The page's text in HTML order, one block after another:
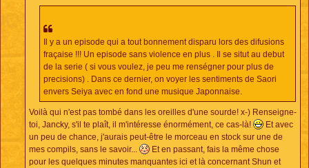
Il y a un episode qui a tout bonnement disparu lors des difusions
fraçaise !!! Un episode sans violence en plus . Il se situt au debut
de la serie ( si vous voulez, je peu me renségner pour plus de
precisions) . Dans ce dernier, on voyer les sentiments de Saori
envers Seiya avec en fond une musique Japonnaise.
Voilà qui n'est pas tombé dans les oreilles d'une sourde! x-) Renseigne-
toi, Jancky, s'il te plaît, il m'intéresse énormément, ce cas-là!
Et avec
un peu de chance, j'aurais peut-être le morceau en stock sur une de
mes compils, sans le savoir...
Et en passant, fais la même chose
pour les quelques minutes manquantes ici et là concernant Shun et